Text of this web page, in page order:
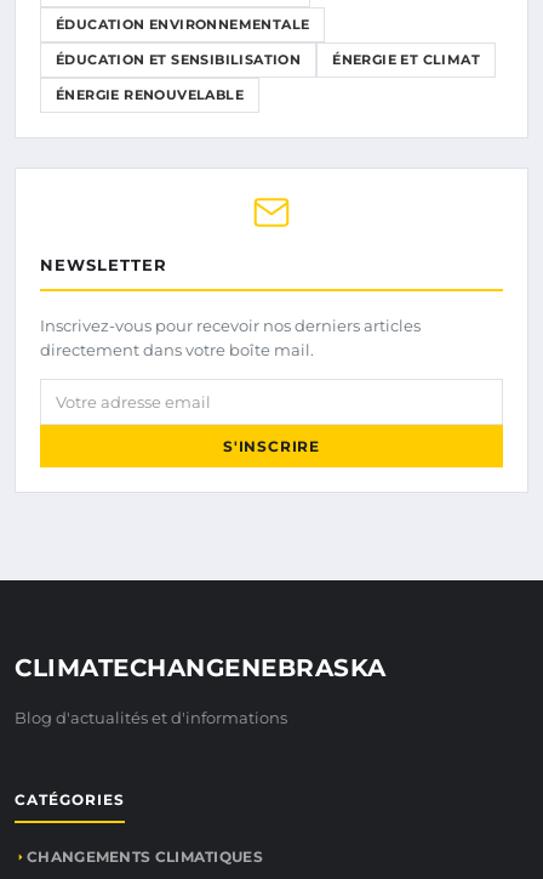
ÉDUCATION ENVIRONNEMENTALE
ÉDUCATION ET SENSIBILISATION ÉNERGIE ET CLIMAT
ÉNERGIE RENOUVELABLE
NEWSLETTER
Inscrivez-vous pour recevoir nos derniers articles
directement dans votre boîte mail.
Votre adresse email
S'INSCRIRE
CLIMATECHANGENEBRASKA
Blog d'actualités et d'informations
CATÉGORIES
CHANGEMENTS CLIMATIQUES